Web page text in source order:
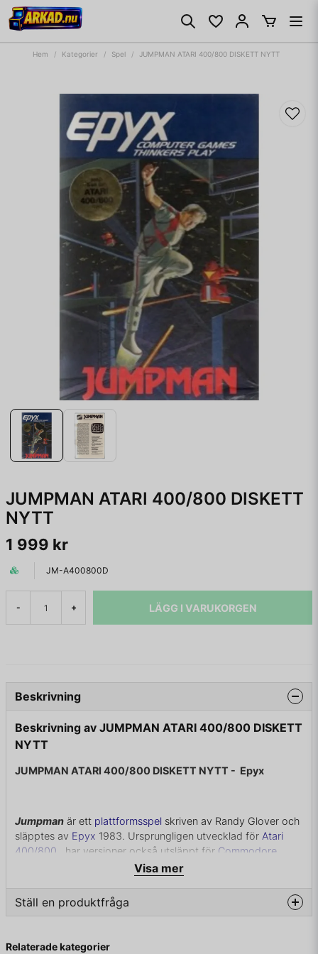
Hem Kategorier Spel JUMPMAN ATARI 400/800 DISKETT NYTT
JUMPMAN ATARI 400/800 DISKETT
NYTT
1 999 kr
JM-A400800D
- + LÄGG I VARUKORGEN
Beskrivning
Beskrivning av JUMPMAN ATARI 400/800 DISKETT
NYTT
JUMPMAN ATARI 400/800 DISKETT NYTT - Epyx
Jumpman är ett plattformsspel skriven av Randy Glover och
släpptes av Epyx 1983. Ursprungligen utvecklad för Atari
400/800 , har versioner också utsläppt för Commodore
ochColecoVision
Målet med spelet är att desarmera alla bomber i en plattform
fylld skärm. Jumpman desarmerar en bomb genom att trycka
ned stegar, och naturligtvis hoppa, och det finns två typer av
Visa mer
Ställ en produktfråga
Fråga oss något om denna produkten...
Relaterade kategorier